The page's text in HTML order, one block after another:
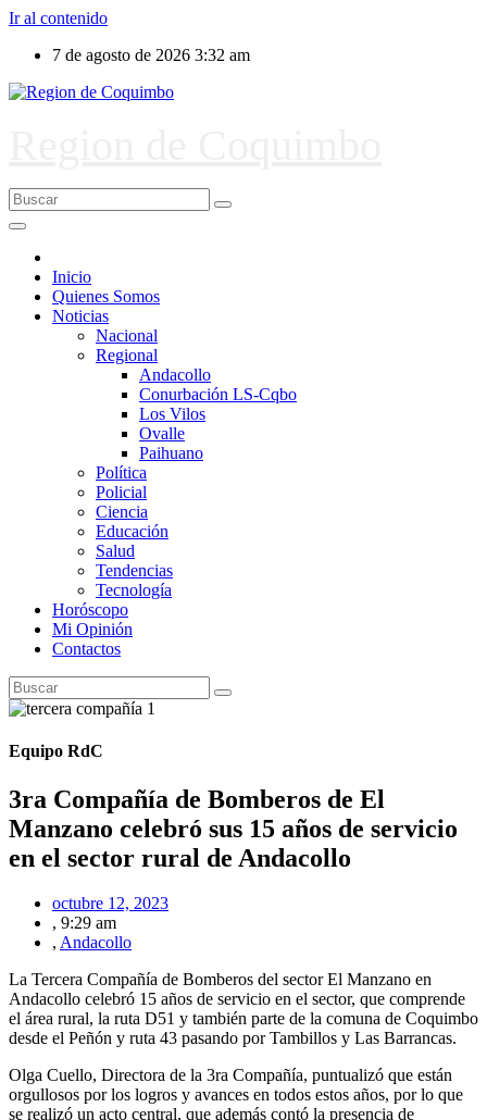
Ir al contenido
7 de agosto de 2026 3:32 am
Inicio
Quienes Somos
Noticias
Nacional
Regional
Andacollo
Conurbación LS-Cqbo
Los Vilos
Ovalle
Paihuano
Política
Policial
Ciencia
Educación
Salud
Tendencias
Tecnología
Horóscopo
Mi Opinión
Contactos
Equipo RdC
3ra Compañía de Bomberos de El
Manzano celebró sus 15 años de servicio
en el sector rural de Andacollo
octubre 12, 2023
, 9:29 am
, Andacollo
La Tercera Compañía de Bomberos del sector El Manzano en
Andacollo celebró 15 años de servicio en el sector, que comprende
el área rural, la ruta D51 y también parte de la comuna de Coquimbo
desde el Peñón y ruta 43 pasando por Tambillos y Las Barrancas.
Olga Cuello, Directora de la 3ra Compañía, puntualizó que están
orgullosos por los logros y avances en todos estos años, por lo que
se realizó un acto central, que además contó la presencia de